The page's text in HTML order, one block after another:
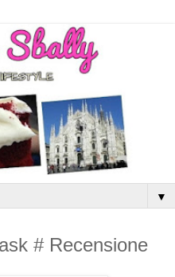
▼
# Recensione